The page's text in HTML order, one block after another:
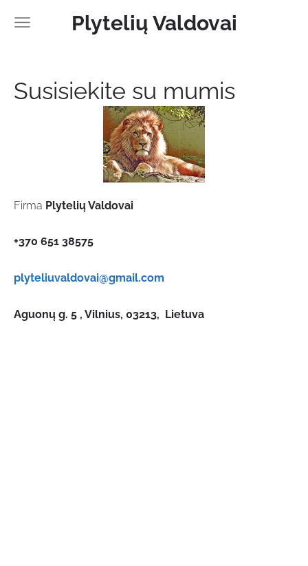
Plytelių Valdovai
Susisiekite su mumis
Firma Plytelių Valdovai
+370 651 38575
plyteliuvaldovai@gmail.com
Aguonų g. 5 , Vilnius, 03213, Lietuva